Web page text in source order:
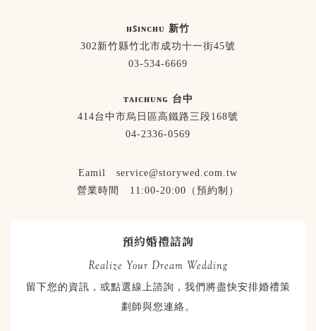
ʜꜱɪɴᴄʜᴜ 新竹
302新竹縣竹北市成功十一街45號
03-534-6669
ᴛᴀɪᴄʜᴜɴɢ 台中
414台中市烏日區高鐵路三段168號
04-2336-0569
Eamil service@storywed.com.tw
營業時間 11:00-20:00（預約制）
預約婚禮諮詢
Realize Your Dream Wedding
留下您的資訊，或點選線上諮詢，我們將盡快安排婚禮策
劃師與您連絡。